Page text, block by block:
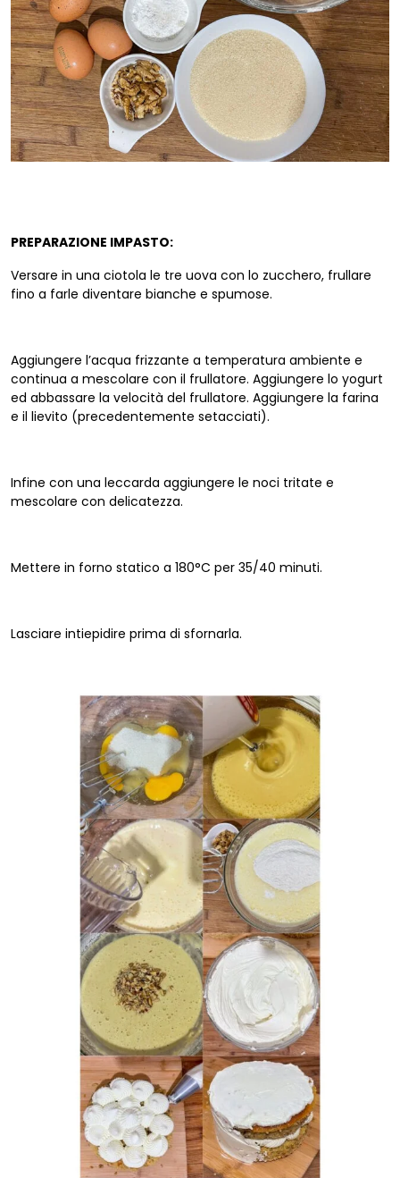
PREPARAZIONE IMPASTO:
Versare in una ciotola le tre uova con lo zucchero, frullare
fino a farle diventare bianche e spumose.
Aggiungere l’acqua frizzante a temperatura ambiente e
continua a mescolare con il frullatore. Aggiungere lo yogurt
ed abbassare la velocità del frullatore. Aggiungere la farina
e il lievito (precedentemente setacciati).
Infine con una leccarda aggiungere le noci tritate e
mescolare con delicatezza.
Mettere in forno statico a 180°C per 35/40 minuti.
Lasciare intiepidire prima di sfornarla.